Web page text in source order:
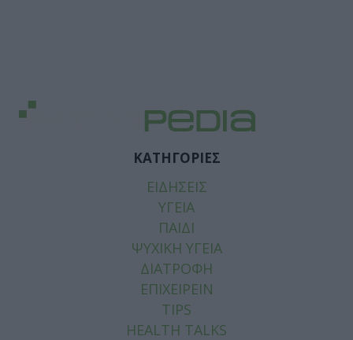
ΚΑΤΗΓΟΡΙΕΣ
ΕΙΔΗΣΕΙΣ
ΥΓΕΙΑ
ΠΑΙΔΙ
ΨΥΧΙΚΗ ΥΓΕΙΑ
ΔΙΑΤΡΟΦΗ
ΕΠΙΧΕΙΡΕΙΝ
TIPS
HEALTH TALKS